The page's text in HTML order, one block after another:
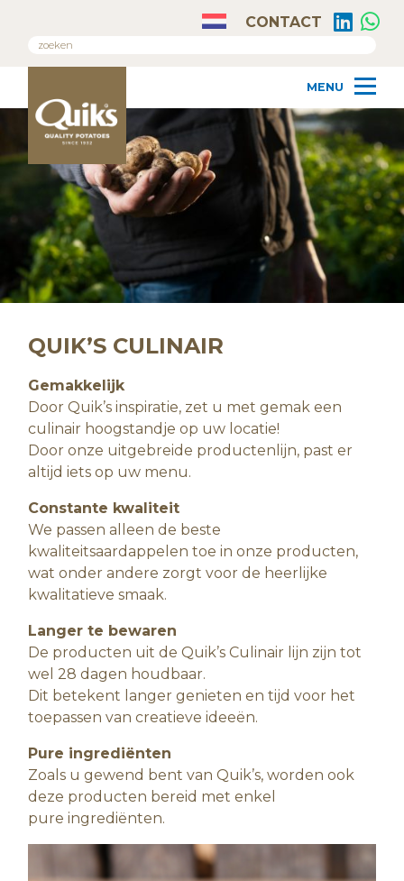
CONTACT
QUIK’S CULINAIR
Gemakkelijk
Door Quik’s inspiratie, zet u met gemak een
culinair hoogstandje op uw locatie!
Door onze uitgebreide productenlijn, past er
altijd iets op uw menu.
Constante kwaliteit
We passen alleen de beste
kwaliteitsaardappelen toe in onze producten,
wat onder andere zorgt voor de heerlijke
kwalitatieve smaak.
Langer te bewaren
De producten uit de Quik’s Culinair lijn zijn tot
wel 28 dagen houdbaar.
Dit betekent langer genieten en tijd voor het
toepassen van creatieve ideeën.
Pure ingrediënten
Zoals u gewend bent van Quik’s, worden ook
deze producten bereid met enkel
pure ingrediënten.